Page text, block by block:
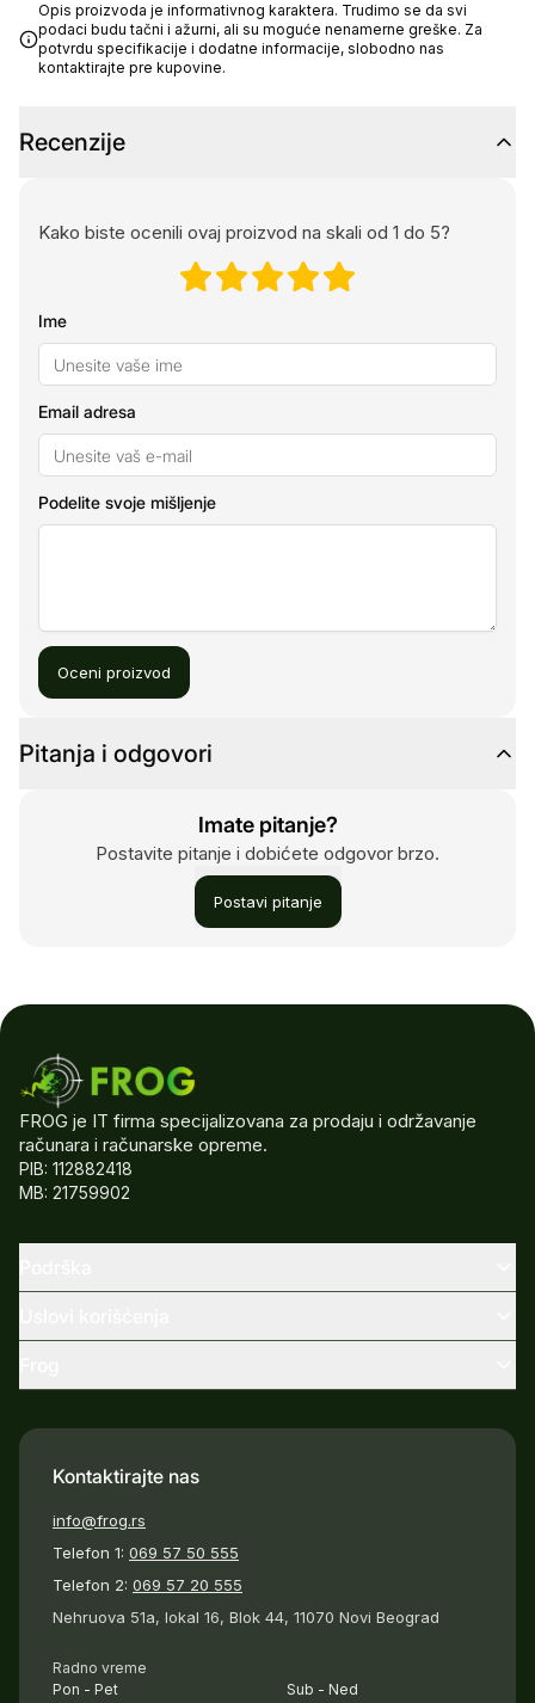
Opis proizvoda je informativnog karaktera. Trudimo se da svi
podaci budu tačni i ažurni, ali su moguće nenamerne greške. Za
potvrdu specifikacije i dodatne informacije, slobodno nas
kontaktirajte pre kupovine.
Recenzije
Kako biste ocenili ovaj proizvod na skali od 1 do 5?
Ime
Email adresa
Podelite svoje mišljenje
Oceni proizvod
Pitanja i odgovori
Imate pitanje?
Postavite pitanje i dobićete odgovor brzo.
Postavi pitanje
FROG je IT firma specijalizovana za prodaju i održavanje
računara i računarske opreme.
PIB: 112882418
MB: 21759902
Kontaktirajte nas
info@frog.rs
Telefon 1: 069 57 50 555
Telefon 2: 069 57 20 555
Nehruova 51a, lokal 16, Blok 44, 11070 Novi Beograd
Radno vreme
Pon - Pet
Sub - Ned